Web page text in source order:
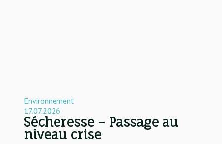
Environnement
17.07.2026
Sécheresse – Passage au
niveau crise